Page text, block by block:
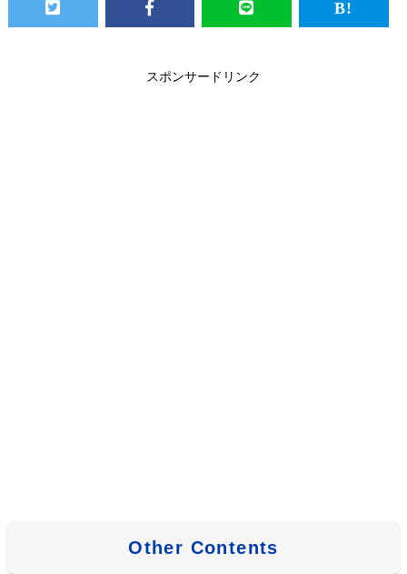
スポンサードリンク
Other Contents